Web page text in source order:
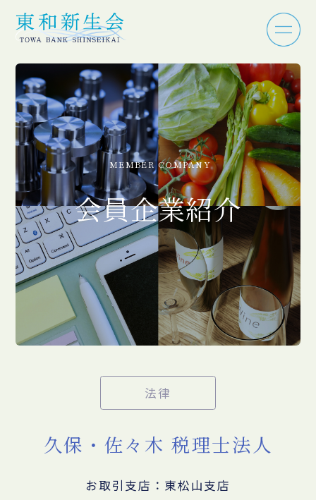
MEMBER COMPANY
会員企業紹介
法律
久保・佐々木 税理士法人
お取引支店：東松山支店